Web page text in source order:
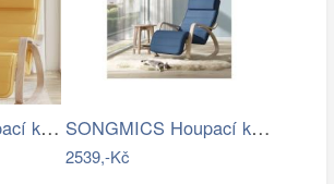
SONGMICS Houpací křeslo polstrované… SONGMICS Houpací křeslo polstrované…
2539,-Kč